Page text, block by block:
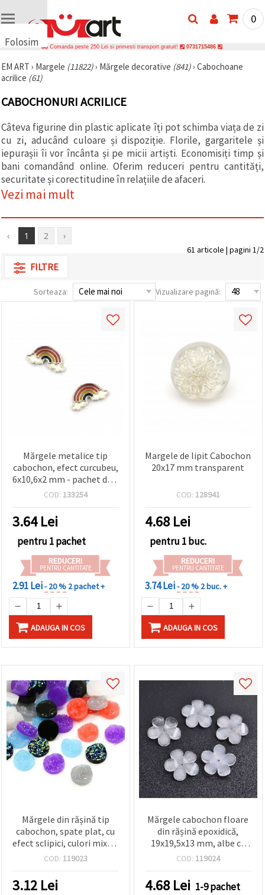
Folosim
uri
🍪 Folosim
și
similare
pentru a
asigura
funcționarea
corectă a
site-ului,
pentru a vă
îmbunătăți
experiența
acordul
dumneavoastră,
pentru a
analiza
afișa
conținut și
relevante,
analiză și
marketing.
indicați
preferințele
un tip de
cookie -uri
dat și
pe butonul
Аcceptati
toate!
0
Comanda peste 250 Lei si primesti transport gratuit! 0731715486
EM ART › Margele (11822)› Mărgele decorative (841)› Cabochoane
acrilice (61)
CABOCHONURI ACRILICE
Câteva figurine din plastic aplicate îți pot schimba viața de zi
cu zi, aducând culoare și dispoziție. Florile, gargaritele și
iepurașii îi vor încânta și pe micii artiști. Economisiți timp și
bani comandând online. Oferim reduceri pentru cantități,
securitate și corectitudine în relațiile de afaceri.
Vezi mai mult
‹ 1 2 ›
61 articole | pagini 1/2
FILTRE
Sorteaza: Vizualizare pagină:
Mărgele metalice tip
cabochon, efect curcubeu,
6x10,6x2 mm - pachet de 2
bucăți
COD: 133254
3.64Lei
pentru 1 pachet
REDUCERI
PENTRU CANTITATE
2.91 Lei- 20 % 2 pachet +
ADAUGA IN COS
Margele de lipit Cabochon
20x17 mm transparent
COD: 128941
4.68 Lei
pentru 1 buc.
REDUCERI
PENTRU CANTITATE
3.74 Lei- 20 % 2 buc. +
ADAUGA IN COS
Mărgele din rășină tip
cabochon, spate plat, cu
efect sclipici, culori mixte,
12x5 mm, set de 10 –
decorațiuni și proiecte DIY
COD: 119023
3.12 Lei
Mărgele cabochon floare
din rășină epoxidică,
19x19,5x13 mm, albe cu
sclipici, gaură: 0,5–1 mm -
COD: 119024
4.68 Lei 1-9 pachet